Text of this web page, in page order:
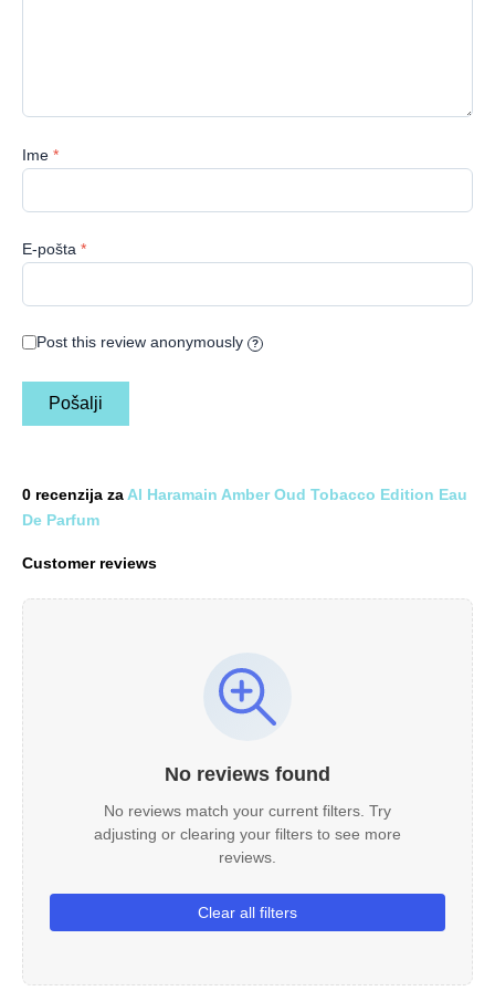
0 recenzija za Al Haramain Amber Oud Tobacco Edition Eau
De Parfum
Customer reviews
No reviews found
No reviews match your current filters. Try
adjusting or clearing your filters to see more
reviews.
Clear all filters
Ime *
E-pošta *
Post this review anonymously ?